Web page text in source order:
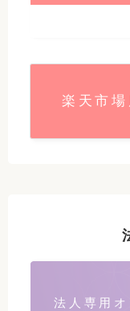
楽天市場
法人専用